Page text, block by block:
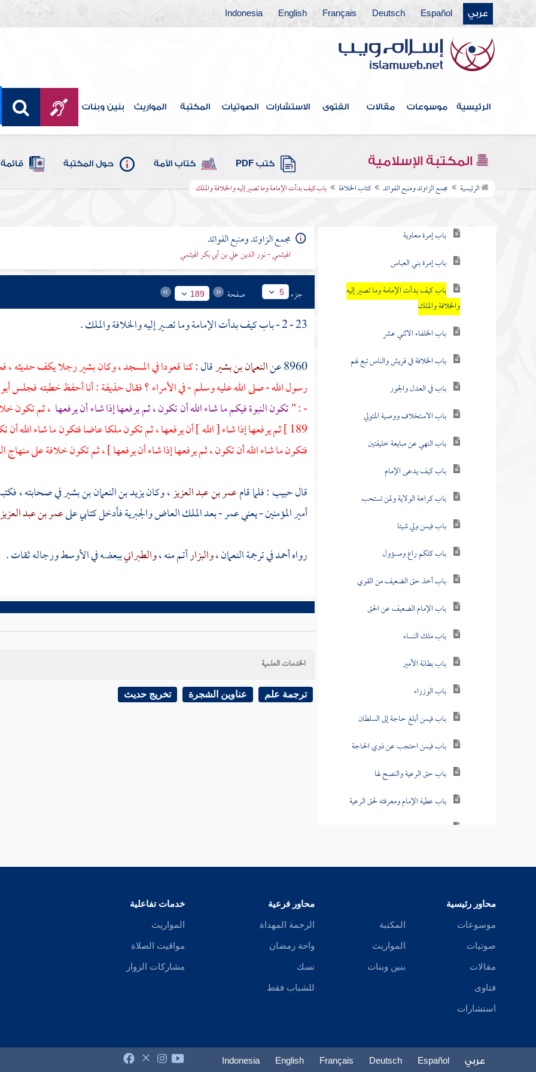
عربي Español
Deutsch
Français
English
Indonesia
الرئيسية موسوعات مقالات الفتوى الاستشارات الصوتيات المكتبة المواريث بنين وبنات
المكتبة الإسلامية كتب PDF كتاب الأمة حول المكتبة
الرئيسية مجمع الزاوئد ومنبع الفوائد كتاب الخلافة باب كيف بدأت الإمامة وما تصير إليه والخلافة والملك
كتاب النكاح
كتاب الطلاق
كتاب الأطعمة
كتاب الأشربة
كتاب الطب
كتاب اللباس
كتاب الخلافة
باب إمرة معاوية
باب إمرة بني العباس
باب كيف بدأت الإمامة وما تصير إليه
والخلافة والملك
باب الخلفاء الاثني عشر
باب الخلافة في قريش والناس تبع لهم
باب في العدل والجور
باب الاستخلاف ووصية المتولي
باب النهي عن مبايعة خليفتين
باب كيف يدعى الإمام
باب كراهة الولاية ولمن تستحب
باب فيمن ولي شيئا
باب كلكم راع ومسؤول
باب أخذ حق الضعيف من القوي
باب الإمام الضعيف عن الحق
باب ملك النساء
باب بطانة الأمير
باب الوزراء
باب فيمن أبلغ حاجة إلى السلطان
باب فيمن احتجب عن ذوي الحاجة
باب حق الرعية والنصح لها
باب عطية الإمام ومعرفته لحق الرعية
قتالهم
باب لزوم الجماعة والنهي عن الخروج عن
باب الكلام بالحق عند الأئمة
مجمع الزاوئد ومنبع الفوائد
الهيثمي - نور الدين علي بن أبي بكر الهيثمي
جزء 5 صفحة 189
23 - 2 - باب كيف بدأت الإمامة وما تصير إليه والخلافة والملك .
8960 عن
النعمان بن بشيرقال :كنا قعودا في المسجد ، وكانبشيررجلا يكف حديثه ،
رسول الله - صلى الله عليه وسلم - في الأمراء ؟ فقالحذيفة: أنا أحفظ خطبته فجلس
- : "تكون النبوة فيكم ما شاء الله أن تكون ، ثم يرفعها إذا شاء أن يرفعها ، ثم تكون
189 ] ثم يرفعها إذا شاء [ الله ] أن يرفعها ، ثم تكون ملكا عاضا فتكون ما شاء الله
فتكون ما شاء الله أن تكون ، ثم يرفعها إذا شاء أن يرفعها ] ، ثم تكون خلافة على
قالحبيب: فلما قامعمر بن عبد العزيز، وكانيزيد بن النعمان بن بشيرفي صحابته ،
أمير المؤمنين - يعنيعمر- بعد الملك العاض والجبرية فأدخل كتابي علىعمر بن عبد العزيز
رواهأحمدفي ترجمةالنعمان،والبزارأتم منه ،والطبرانيببعضه في الأوسط ورجاله ثقات .
الخدمات العلمية
ترجمة علم عناوين الشجرة تخريج حديث
محاور رئيسية
موسوعات
صوتيات
مقالات
فتاوى
استشارات
المكتبة
المواريث
بنين وبنات
محاور فرعية
الرحمة المهداة
واحة رمضان
نسك
للشباب فقط
خدمات تفاعلية
المواريث
مواقيت الصلاة
مشاركات الزوار
عربي Español
Deutsch
Français
English
Indonesia